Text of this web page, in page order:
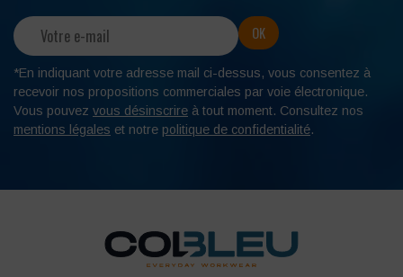
*En indiquant votre adresse mail ci-dessus, vous consentez à
recevoir nos propositions commerciales par voie électronique.
Vous pouvez vous désinscrire à tout moment. Consultez nos
mentions légales et notre politique de confidentialité.